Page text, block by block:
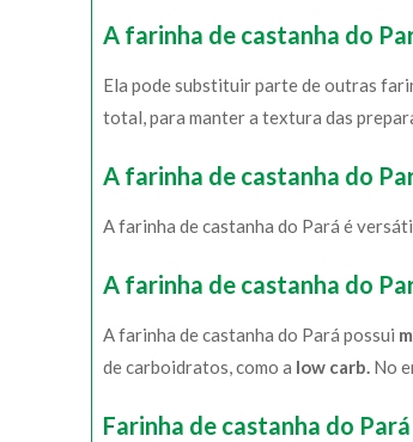
A farinha de castanha do
Ela pode substituir parte de outras
total, para manter a textura das
A farinha de castanha do
A farinha de castanha do Pará é
A farinha de castanha do
A farinha de castanha do Pará possui
de carboidratos, como a low carb. No
Farinha de castanha do